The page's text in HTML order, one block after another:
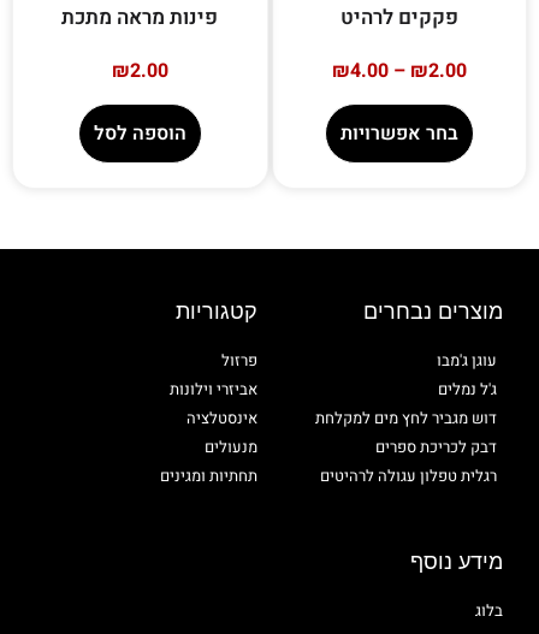
פקקים לרהיט
₪2.00
–
₪4.00
בחר אפשרויות
פינות מראה מתכת
₪2.00
הוספה לסל
מוצרים נבחרים
עוגן ג'מבו
ג'ל נמלים
דוש מגביר לחץ מים למקלחת
דבק לכריכת ספרים
רגלית טפלון עגולה לרהיטים
קטגוריות
פרזול
אביזרי וילונות
אינסטלציה
מנעולים
תחתיות ומגינים
מידע נוסף
בלוג